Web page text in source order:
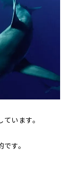
います。
す。